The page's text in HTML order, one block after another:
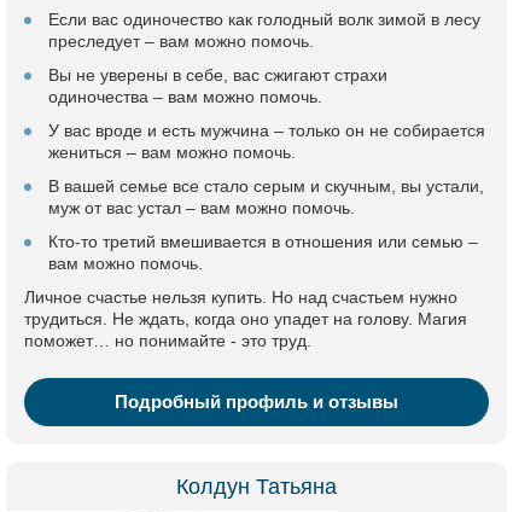
Если вас одиночество как голодный волк зимой в лесу
преследует – вам можно помочь.
Вы не уверены в себе, вас сжигают страхи
одиночества – вам можно помочь.
У вас вроде и есть мужчина – только он не собирается
жениться – вам можно помочь.
В вашей семье все стало серым и скучным, вы устали,
муж от вас устал – вам можно помочь.
Кто-то третий вмешивается в отношения или семью –
вам можно помочь.
Личное счастье нельзя купить. Но над счастьем нужно
трудиться. Не ждать, когда оно упадет на голову. Магия
поможет… но понимайте - это труд.
Подробный профиль и отзывы
Колдун Татьяна